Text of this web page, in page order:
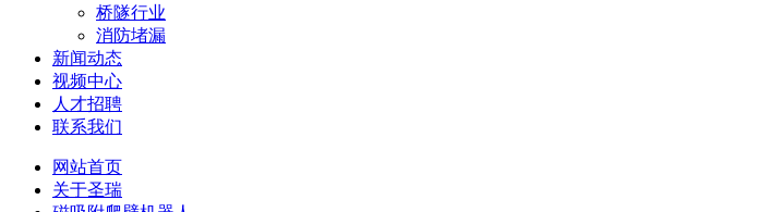
桥隧行业
消防堵漏
新闻动态
视频中心
人才招聘
联系我们
网站首页
关于圣瑞